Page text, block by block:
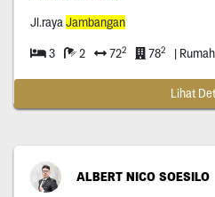
Jl.rayaJambangan
3 2 722 782 | Rumah
Lihat
ALBERT NICO SOESILO